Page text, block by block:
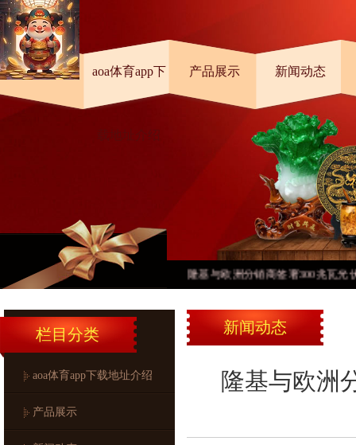
首页 aoa体育app下
载地址介绍
产品展示 新闻动态
隆基与欧洲分销商签署300兆瓦光伏组
栏目分类
aoa体育app下载地址介绍
产品展示
新闻动态
隆基与欧洲